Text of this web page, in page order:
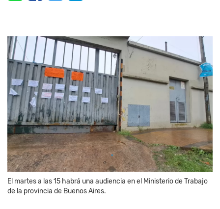
El martes a las 15 habrá una audiencia en el Ministerio de Trabajo
de la provincia de Buenos Aires.